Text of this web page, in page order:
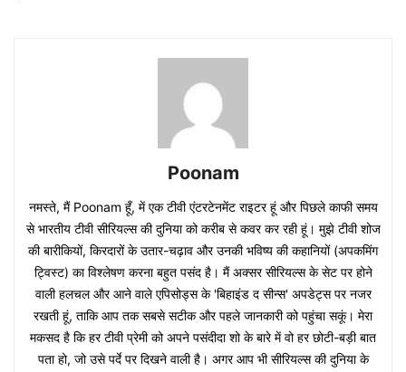
Poonam
नमस्ते, मैं Poonam हूँ, में एक टीवी एंटरटेनमेंट राइटर हूं और पिछले काफी समय
से भारतीय टीवी सीरियल्स की दुनिया को करीब से कवर कर रही हूं। मुझे टीवी शोज
की बारीकियों, किरदारों के उतार-चढ़ाव और उनकी भविष्य की कहानियों (अपकमिंग
ट्विस्ट) का विश्लेषण करना बहुत पसंद है। मैं अक्सर सीरियल्स के सेट पर होने
वाली हलचल और आने वाले एपिसोड्स के 'बिहाइंड द सीन्स' अपडेट्स पर नजर
रखती हूं, ताकि आप तक सबसे सटीक और पहले जानकारी को पहुंचा सकूं। मेरा
मकसद है कि हर टीवी प्रेमी को अपने पसंदीदा शो के बारे में वो हर छोटी-बड़ी बात
पता हो, जो उसे पर्दे पर दिखने वाली है। अगर आप भी सीरियल्स की दुनिया के